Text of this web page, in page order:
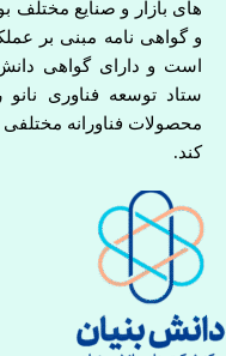
و گواهی نامه مبنی بر
ستاد توسعه فناوری
محصولات فناورانه
کند.